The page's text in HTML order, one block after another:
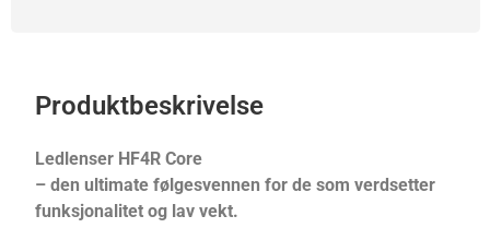
Produktbeskrivelse
Ledlenser HF4R Core
– den ultimate følgesvennen for de som verdsetter
funksjonalitet og lav vekt.